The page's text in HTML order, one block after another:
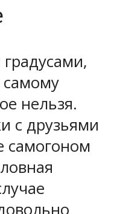
самому
нельзя.
с друзьями
самогоном